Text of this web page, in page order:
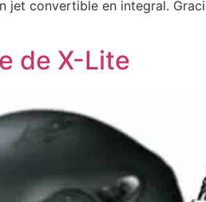
convertible en integral.
de X-Lite